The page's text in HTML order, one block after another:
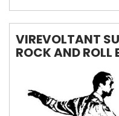
VIREVOLTANT
ROCK AND ROLL